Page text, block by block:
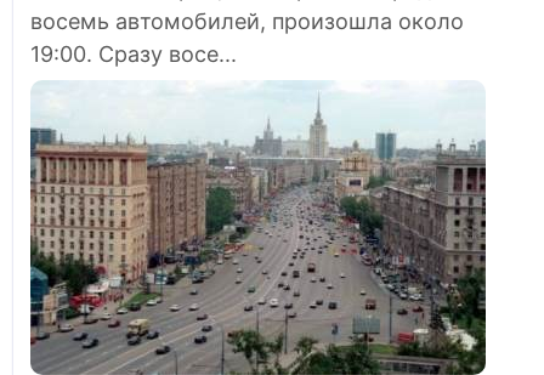
восемь автомобилей, произошла около
19:00. Сразу восе...